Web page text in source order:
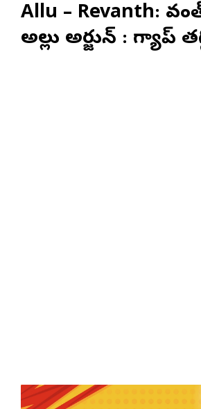
Allu – Revanth:
అల్లు అర్జున్ : గ్యాప్